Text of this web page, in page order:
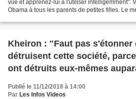
vue et apprenez-lui à l'utiliser intelligemment".
Obama à tous les parents de petites filles. Le
Kheiron : "Faut pas s'étonner
détruisent cette société,
ont détruits eux-mêmes
Publié le 11/12/2018 à 14:00
Par Les Infos Videos